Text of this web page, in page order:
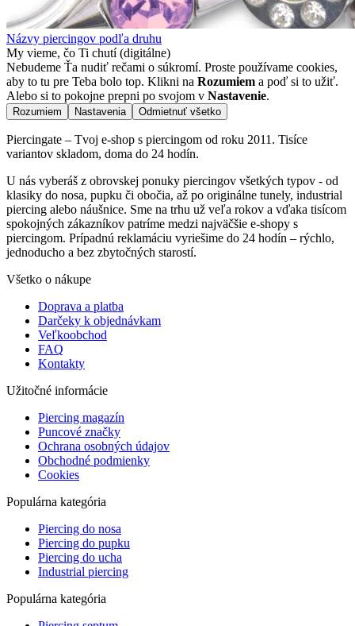
Názvy piercingov podľa druhu
My vieme, čo Ti chutí (digitálne)
Nebudeme Ťa nudiť rečami o súkromí. Proste používame cookies,
aby to tu pre Teba bolo top. Klikni na Rozumiem a poď si to užiť.
Alebo si to pokojne prepni po svojom v Nastavenie.
Rozumiem Nastavenia Odmietnuť všetko
Piercingate – Tvoj e-shop s piercingom od roku 2011. Tisíce
variantov skladom, doma do 24 hodín.
U nás vyberáš z obrovskej ponuky piercingov všetkých typov - od
klasiky do nosa, pupku či obočia, až po originálne tunely, industrial
piercing alebo náušnice. Sme na trhu už veľa rokov a vďaka tisícom
spokojných zákazníkov patríme medzi najväčšie e-shopy s
piercingom. Prípadnú reklamáciu vyriešime do 24 hodín – rýchlo,
jednoducho a bez zbytočných starostí.
Všetko o nákupe
Doprava a platba
Darčeky k objednávkam
Veľkoobchod
FAQ
Kontakty
Užitočné informácie
Piercing magazín
Puncové značky
Ochrana osobných údajov
Obchodné podmienky
Cookies
Populárna kategória
Piercing do nosa
Piercing do pupku
Piercing do ucha
Industrial piercing
Populárna kategória